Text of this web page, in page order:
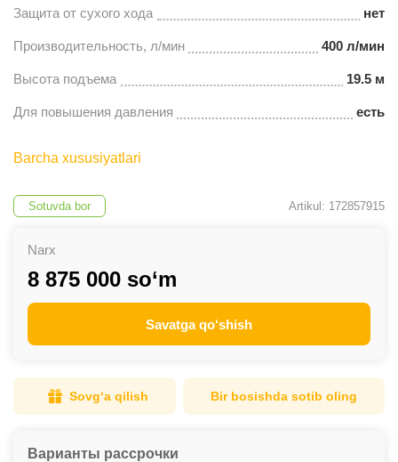
Защита от сухого хода нет
Производительность, л/мин 400 л/мин
Высота подъема 19.5 м
Для повышения давления есть
Barcha xususiyatlari
Sotuvda bor Artikul: 172857915
Narx
8 875 000 so‘m
Savatga qo‘shish
Sovg‘a qilish Bir bosishda sotib oling
Варианты рассрочки